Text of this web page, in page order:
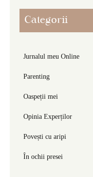
Categorii
Jurnalul meu Online
Parenting
Oaspeții mei
Opinia Experților
Povești cu aripi
În ochii presei